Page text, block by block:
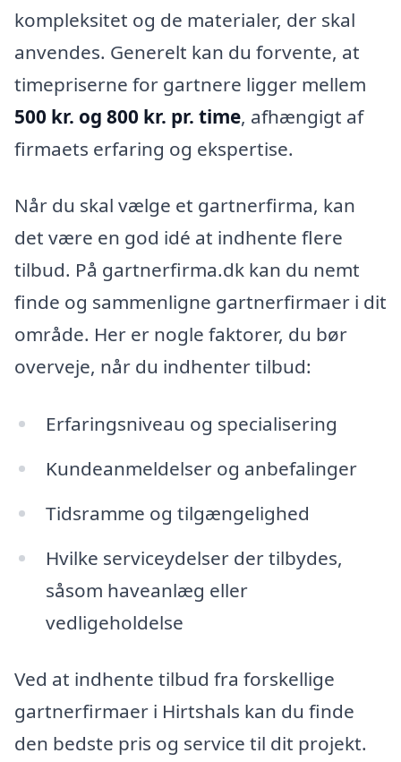
kompleksitet og de materialer, der skal
anvendes. Generelt kan du forvente, at
timepriserne for gartnere ligger mellem
500 kr. og 800 kr. pr. time, afhængigt af
firmaets erfaring og ekspertise.
Når du skal vælge et gartnerfirma, kan
det være en god idé at indhente flere
tilbud. På gartnerfirma.dk kan du nemt
finde og sammenligne gartnerfirmaer i dit
område. Her er nogle faktorer, du bør
overveje, når du indhenter tilbud:
Erfaringsniveau og specialisering
Kundeanmeldelser og anbefalinger
Tidsramme og tilgængelighed
Hvilke serviceydelser der tilbydes,
såsom haveanlæg eller
vedligeholdelse
Ved at indhente tilbud fra forskellige
gartnerfirmaer i Hirtshals kan du finde
den bedste pris og service til dit projekt.